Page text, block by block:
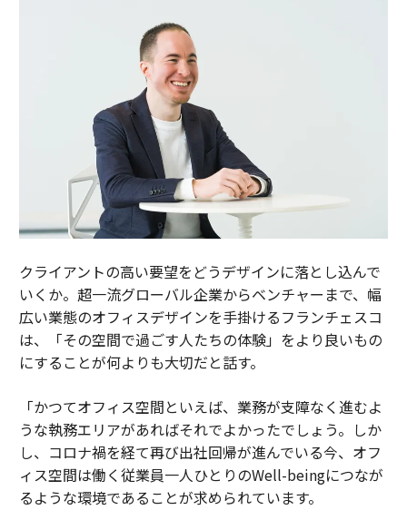
クライアントの高い要望をどうデザインに落とし込んで
いくか。超一流グローバル企業からベンチャーまで、幅
広い業態のオフィスデザインを手掛けるフランチェスコ
は、「その空間で過ごす人たちの体験」をより良いもの
にすることが何よりも大切だと話す。
「かつてオフィス空間といえば、業務が支障なく進むよ
うな執務エリアがあればそれでよかったでしょう。しか
し、コロナ禍を経て再び出社回帰が進んでいる今、オフ
ィス空間は働く従業員一人ひとりのWell-beingにつなが
るような環境であることが求められています。